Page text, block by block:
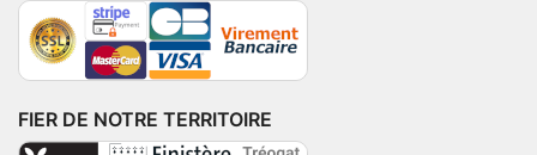
FIER DE NOTRE TERRITOIRE